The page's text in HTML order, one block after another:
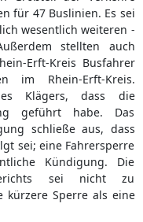
für 47 Buslinien. Es sei
wesentlich weiteren -
stellten auch
Erft-Kreis Busfahrer
Rhein-Erft-Kreis.
Klägers, dass die
geführt habe. Das
schließe aus, dass
sei; eine Fahrersperre
Kündigung. Die
sei nicht zu
kürzere Sperre als eine